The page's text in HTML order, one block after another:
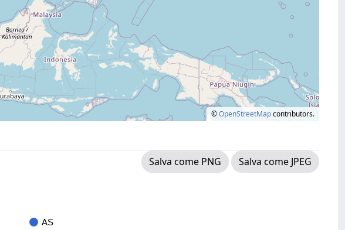
©OpenStreetMapcontributors.
Salva come PNG
Salva come JPEG
AS